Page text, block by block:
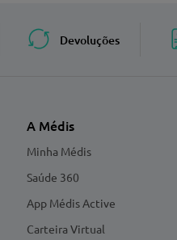
Devoluções
A Médis
Minha Médis
Saúde 360
App Médis Active
Carteira Virtual